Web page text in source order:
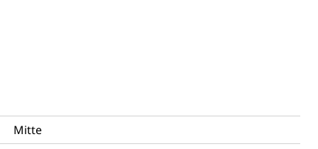
Mitte
erste Säule, zweite Säule, dritte Säule,
AHV-Altersrente (WAS Luzern)
Erwerbsunfähigkeit, Behinderte